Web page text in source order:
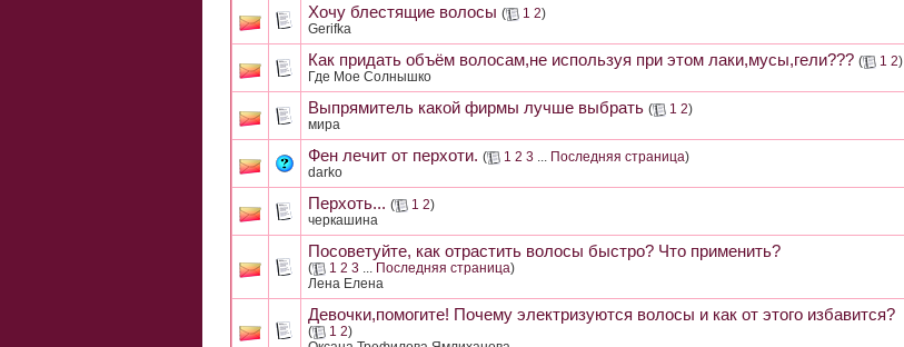
Хочу блестящие волосы ( 1 2)
Gerifka
Как придать объём волосам,не используя при этом лаки,мусы,гели??? ( 1 2)
Где Мое Солнышко
Выпрямитель какой фирмы лучше выбрать ( 1 2)
мира
Фен лечит от перхоти. ( 1 2 3 ... Последняя страница)
darko
Перхоть... ( 1 2)
черкашина
Посоветуйте, как отрастить волосы быстро? Что применить?
( 1 2 3 ... Последняя страница)
Лена Елена
Девочки,помогите! Почему электризуются волосы и как от этого избавится?
( 1 2)